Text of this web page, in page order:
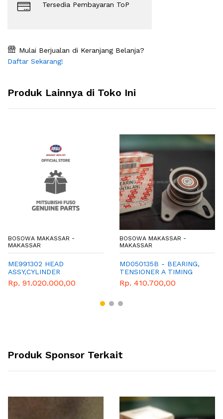
Tersedia Pembayaran ToP
Mulai Berjualan di Keranjang Belanja?
Daftar Sekarang!
Produk Lainnya di Toko Ini
BOSOWA MAKASSAR -
MAKASSAR
ME991302 HEAD
ASSY,CYLINDER
Rp. 91.020.000,00
BOSOWA MAKASSAR -
MAKASSAR
MD050135B - BEARING,
TENSIONER A TIMING
BELT - GENUINE
SPAREPART MITSUBISHI
Rp. 410.700,00
Produk Sponsor Terkait